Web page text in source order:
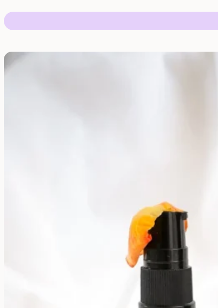
CENA
CENA